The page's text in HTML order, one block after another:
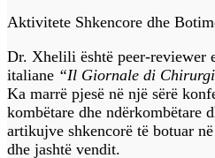
Aktivitete Shkencore dhe
Dr. Xhelili është peer-reviewer
italiane “Il Giornale di
Ka marrë pjesë në një sërë
kombëtare dhe ndërkombëtare
artikujve shkencorë të botuar
dhe jashtë vendit.